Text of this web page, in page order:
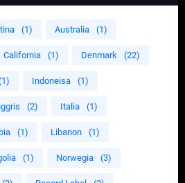
(1) Australia (1)
California (1) Denmark (22)
Indoneisa (1)
(2) Italia (1)
(1) Libanon (1)
(1) Norwegia (3)